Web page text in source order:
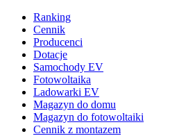
Ranking
Cennik
Producenci
Dotacje
Samochody EV
Fotowoltaika
Ladowarki EV
Magazyn do domu
Magazyn do fotowoltaiki
Cennik z montazem